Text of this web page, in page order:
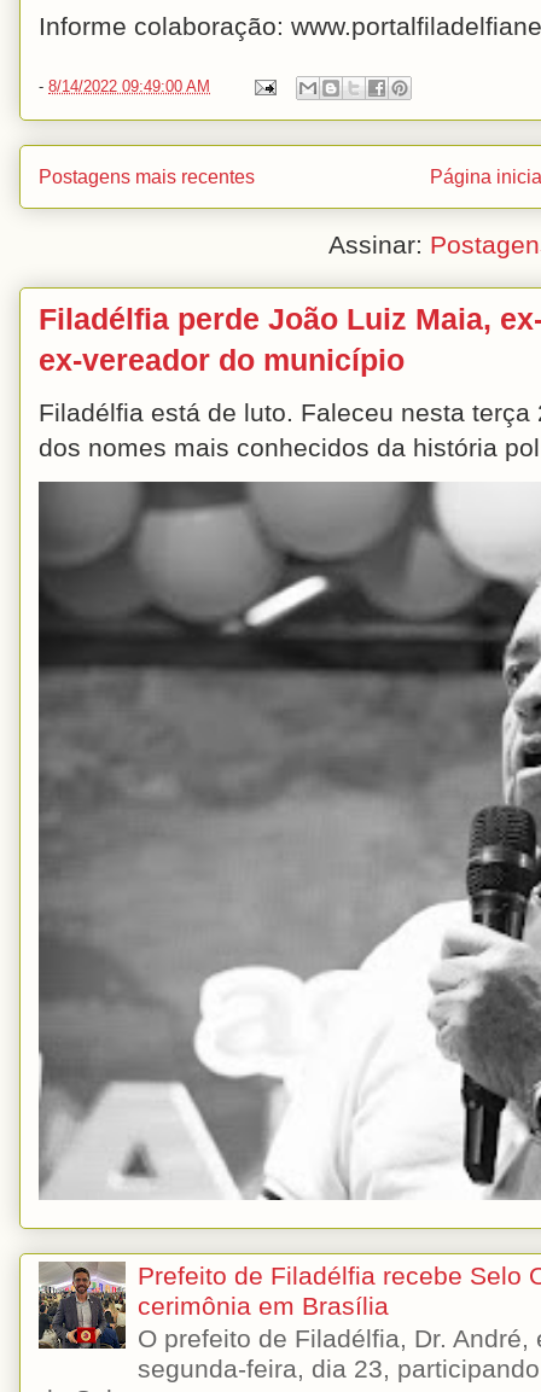
Informe colaboração:
- 8/14/2022 09:49:00 AM
Postagens mais recentes Página
Assinar:
Filadélfia perde João Luiz Maia,
ex-vereador do município
Filadélfia está de luto. Faleceu nesta
dos nomes mais conhecidos da história
Prefeito de Filadélfia recebe Selo
cerimônia em Brasília
O prefeito de Filadélfia, Dr.
segunda-feira, dia 23,